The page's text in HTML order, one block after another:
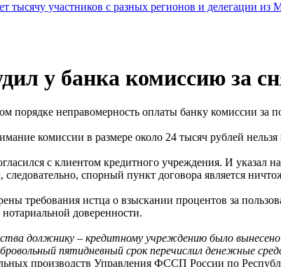
тысячу участников с разных регионов и делегации из
у банка комиссию за
порядке неправомерность оплаты банку комиссии за
комиссии в размере около 24 тысяч рублей
с клиентом кредитного учреждения. И
следовательно, спорный пункт договора является
требования истца о взыскании процентов за
доверенности.
должнику – кредитному учреждению было
пятидневный срок перечислил денежные
производств Управления ФССП России по